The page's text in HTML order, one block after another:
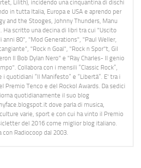
Lilith), incidendo una cinquantina di dischi
in tutta Italia, Europa e USA e aprendo per
and the Stooges, Johnny Thunders, Manu
Ha scritto una decina di libri tra cui "Uscito
anni 80", "Mod Generations", "Paul Weller,
"Rock n Goal", "Rock n Spor"t, Gil
Il Bob Dylan Nero" e "Ray Charles- Il genio
Collabora con i mensili “Classic Rock”,
i quotidiani “Il Manifesto” e “Libertà”. E' tra i
Premio Tenco e del Rockol Awards. Da sedici
quotidianamente il suo blog
dove parla di musica,
varie, sport e con cui ha vinto il Premio
del 2016 come miglior blog italiano.
con Radiocoop dal 2003.